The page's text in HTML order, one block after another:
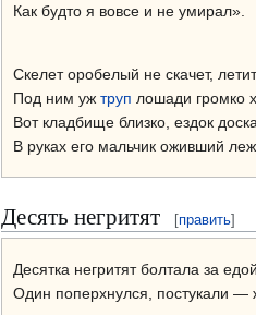
Как будто я вовсе и не умирал».
Скелет оробелый не скачет,
Под ним уж труп лошади громко
Вот кладбище близко, ездок
В руках его мальчик оживший
Десять негритят [править]
Десятка негритят болтала за едой,
Один поперхнулся, постукали —